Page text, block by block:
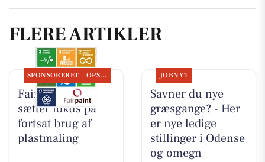
FLERE ARTIKLER
SPONSORERET OPSLAGSTAVLEN
Fairpaint ApS
sætter fokus på
fortsat brug af
plastmaling
JOBNYT
Savner du nye
græsgange? - Her
er nye ledige
stillinger i Odense
og omegn